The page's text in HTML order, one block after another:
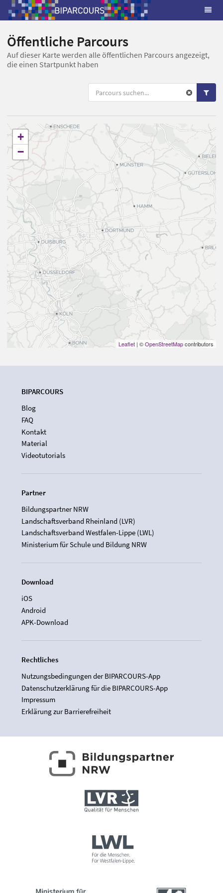
Öffentliche Parcours
Auf dieser Karte werden alle öffentlichen Parcours angezeigt,
die einen Startpunkt haben
+
−
Leaflet | ©OpenStreetMapcontributors
BIPARCOURS
Blog
FAQ
Kontakt
Material
Videotutorials
Partner
Bildungspartner NRW
Landschaftsverband Rheinland (LVR)
Landschaftsverband Westfalen-Lippe (LWL)
Ministerium für Schule und Bildung NRW
Download
iOS
Android
APK-Download
Rechtliches
Nutzungsbedingungen der BIPARCOURS-App
Datenschutzerklärung für die BIPARCOURS-App
Impressum
Erklärung zur Barrierefreiheit